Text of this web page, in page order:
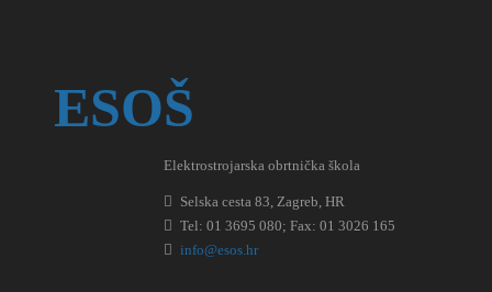
ESOŠ
Elektrostrojarska obrtnička škola
Selska cesta 83, Zagreb, HR
Tel: 01 3695 080; Fax: 01 3026 165
info@esos.hr